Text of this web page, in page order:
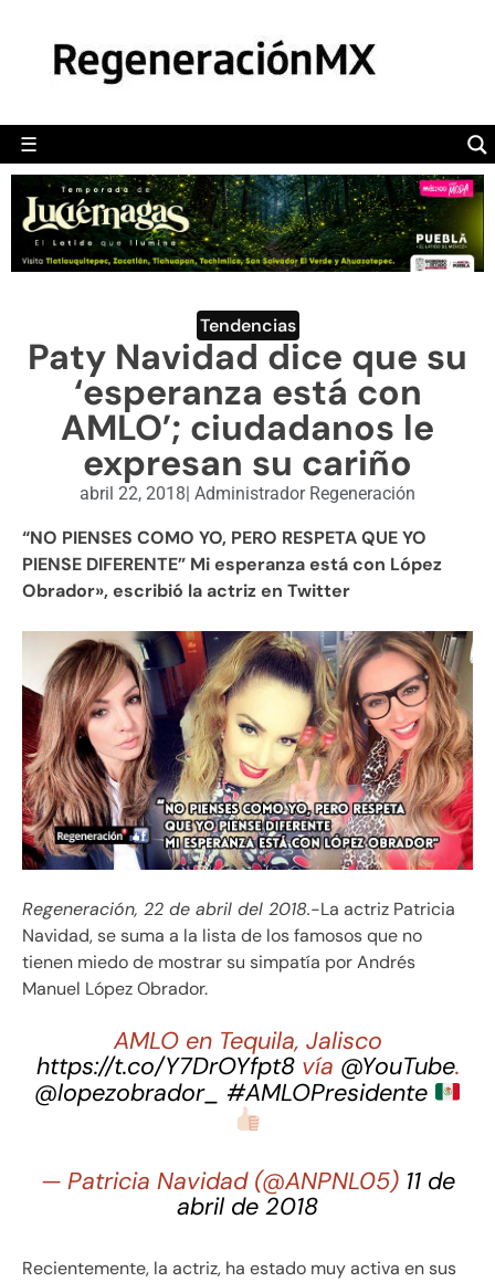
☰
POLÍTICA
CAMALEÓN
OPINIÓN
DEPORTES
ENGLISH SECTION
VIDEOS
Tendencias
Paty Navidad dice que su
‘esperanza está con
AMLO’; ciudadanos le
expresan su cariño
abril 22, 2018| Administrador Regeneración
“NO PIENSES COMO YO, PERO RESPETA QUE YO
PIENSE DIFERENTE” Mi esperanza está con López
Obrador», escribió la actriz en Twitter
Regeneración, 22 de abril del 2018.-La actriz Patricia
Navidad, se suma a la lista de los famosos que no
tienen miedo de mostrar su simpatía por Andrés
Manuel López Obrador.
AMLO en Tequila, Jalisco
https://t.co/Y7DrOYfpt8vía @YouTube.
@lopezobrador_ #AMLOPresidente
— Patricia Navidad (@ANPNL05) 11 de
abril de 2018
Recientemente, la actriz, ha estado muy activa en sus